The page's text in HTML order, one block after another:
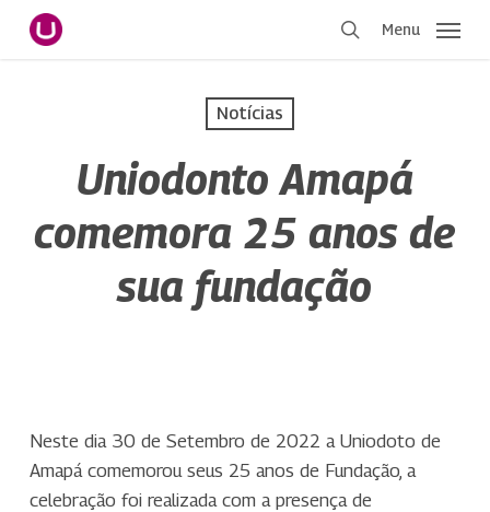
Pular
para
Menu
Notícias
Uniodonto Amapá
comemora 25 anos de
sua fundação
Neste dia 30 de Setembro de 2022 a Uniodoto de
Amapá comemorou seus 25 anos de Fundação, a
celebração foi realizada com a presença de